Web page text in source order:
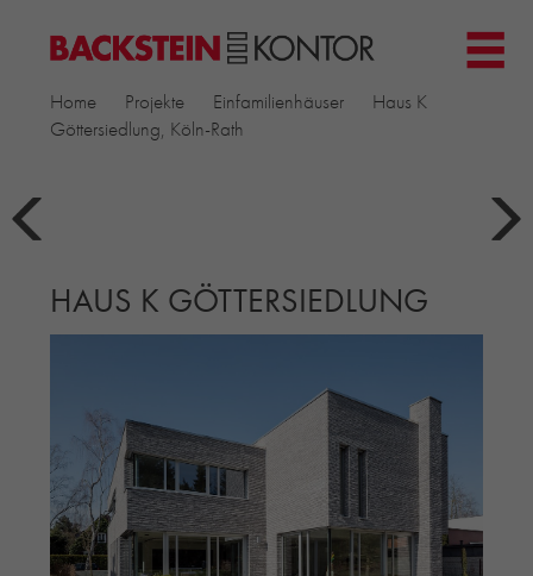
PROJEKTE
EINFAMILIENHÄUSER
ÖFFENTLICHE BAUTEN
RIEMCHENKOLLEKTIONEN TONWERK
ALLGEMEINE RIEMCHENKOLLEKTIONEN
PETERSEN TEGL
RECYCLING-ZIEGEL
RE-USE-ZIEGEL
Home Projekte Einfamilienhäuser
Haus K
Göttersiedlung, Köln-Rath
HAUS K GÖTTERSIEDLUNG